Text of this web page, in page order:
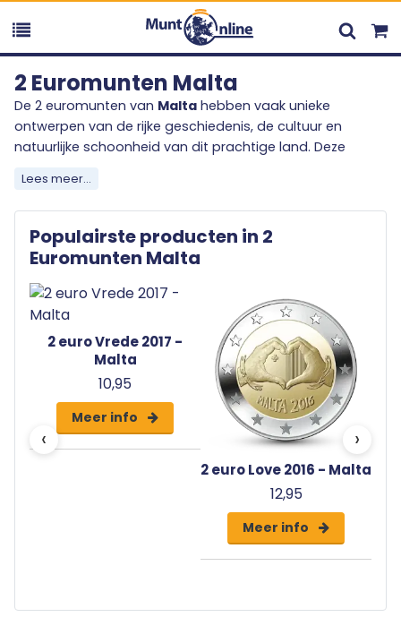
2 Euromunten Malta
De 2 euromunten van Malta hebben vaak unieke
ontwerpen van de rijke geschiedenis, de cultuur en
natuurlijke schoonheid van dit prachtige land. Deze
worden daardoor gewilde verzamelobjecten onder
muntenliefhebbers. Het verzamelen van 2 euromunten
gebeurt over de gehele wereld en voegt een mooie
toevoeging aan ieders verzameling.
Ontdek het ruime en diverse aanbod uit
vandaag nog één of meerdere stukjes geschiedenis van
het Europese betaalmiddel. Mist u een specifieke uitgifte
Malta? Neem contact met ons op en wij zullen ons
best doen om deze uitgifte voor u te bemachtigen.
Lees meer...
Populairste producten in 2
Euromunten Malta
‹
2 euro Vrede 2017 -
Malta
10,95
Meer info
2 euro Love 2016 - Malta
12,95
Meer info
›